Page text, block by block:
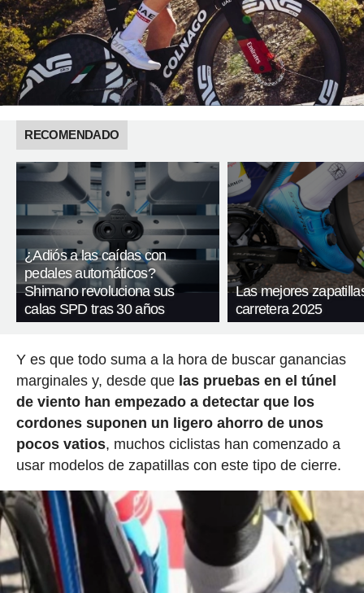
RECOMENDADO
¿Adiós a las caídas con
pedales automáticos?
Shimano revoluciona sus
calas SPD tras 30 años
Las mejores
carretera 2025
Y es que todo suma a la hora de buscar ganancias
marginales y, desde que las pruebas en el túnel
de viento han empezado a detectar que los
cordones suponen un ligero ahorro de unos
pocos vatios, muchos ciclistas han comenzado a
usar modelos de zapatillas con este tipo de cierre.